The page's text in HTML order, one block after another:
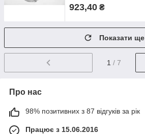
923,40 ₴
Показати ще
1 / 7
Про нас
98% позитивних з 87 відгуків за рік
Працює з 15.06.2016